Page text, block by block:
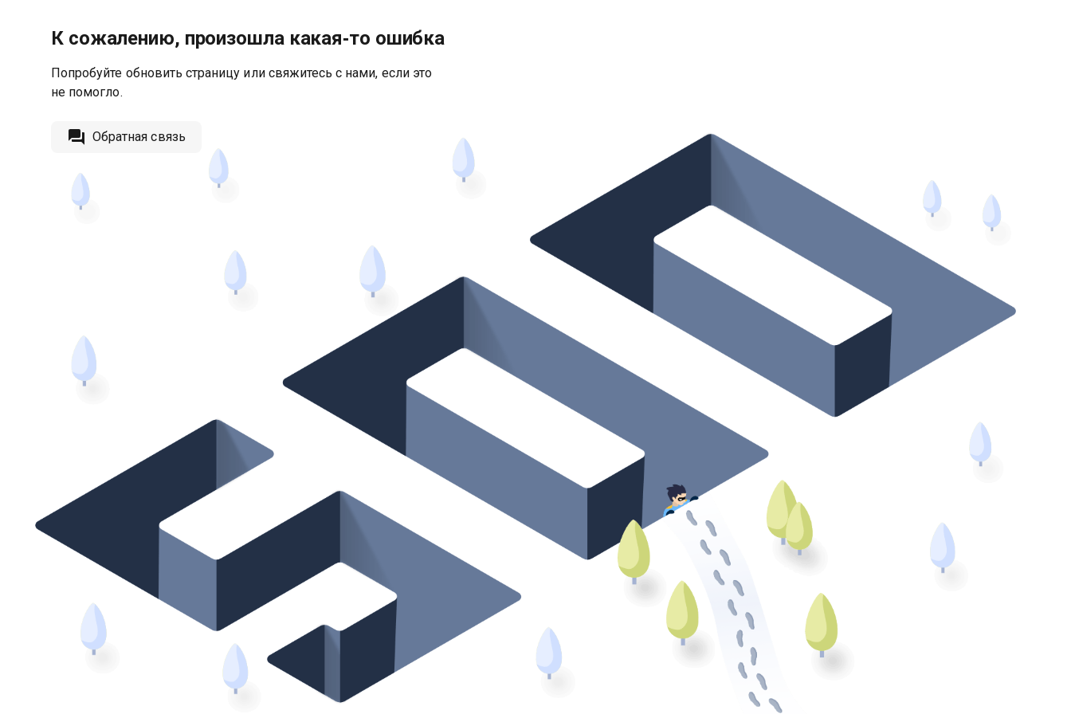
К сожалению, произошла какая‑то ошибка
Попробуйте обновить страницу или свяжитесь с нами, если это
не помогло.
Обратная связь